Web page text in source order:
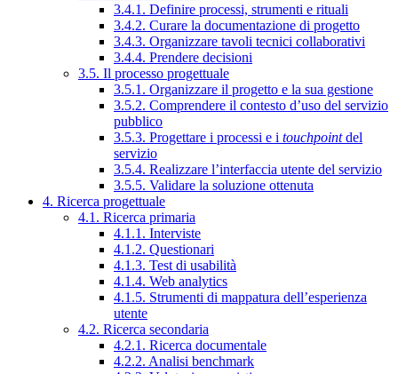
3.4.1. Definire processi, strumenti e rituali
3.4.2. Curare la documentazione di progetto
3.4.3. Organizzare tavoli tecnici collaborativi
3.4.4. Prendere decisioni
3.5. Il processo progettuale
3.5.1. Organizzare il progetto e la sua gestione
3.5.2. Comprendere il contesto d’uso del servizio
pubblico
3.5.3. Progettare i processi e i touchpointdel
servizio
3.5.4. Realizzare l’interfaccia utente del servizio
3.5.5. Validare la soluzione ottenuta
4. Ricerca progettuale
4.1. Ricerca primaria
4.1.1. Interviste
4.1.2. Questionari
4.1.3. Test di usabilità
4.1.4. Web analytics
4.1.5. Strumenti di mappatura dell’esperienza
utente
4.2. Ricerca secondaria
4.2.1. Ricerca documentale
4.2.2. Analisi benchmark